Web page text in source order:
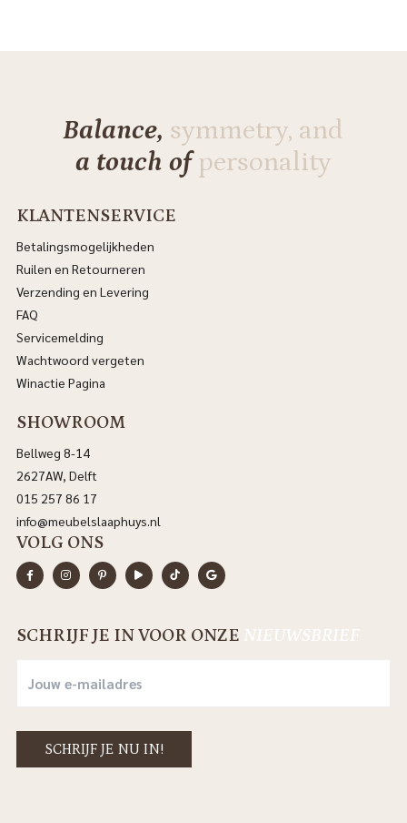
Balance, symmetry, and
a touch ofpersonality
KLANTENSERVICE
Betalingsmogelijkheden
Ruilen en Retourneren
Verzending en Levering
FAQ
Servicemelding
Wachtwoord vergeten
Winactie Pagina
SHOWROOM
Bellweg 8-14
2627AW, Delft
015 257 86 17
info@meubelslaaphuys.nl
VOLG ONS
SCHRIJF JE IN VOOR ONZE NIEUWSBRIEF